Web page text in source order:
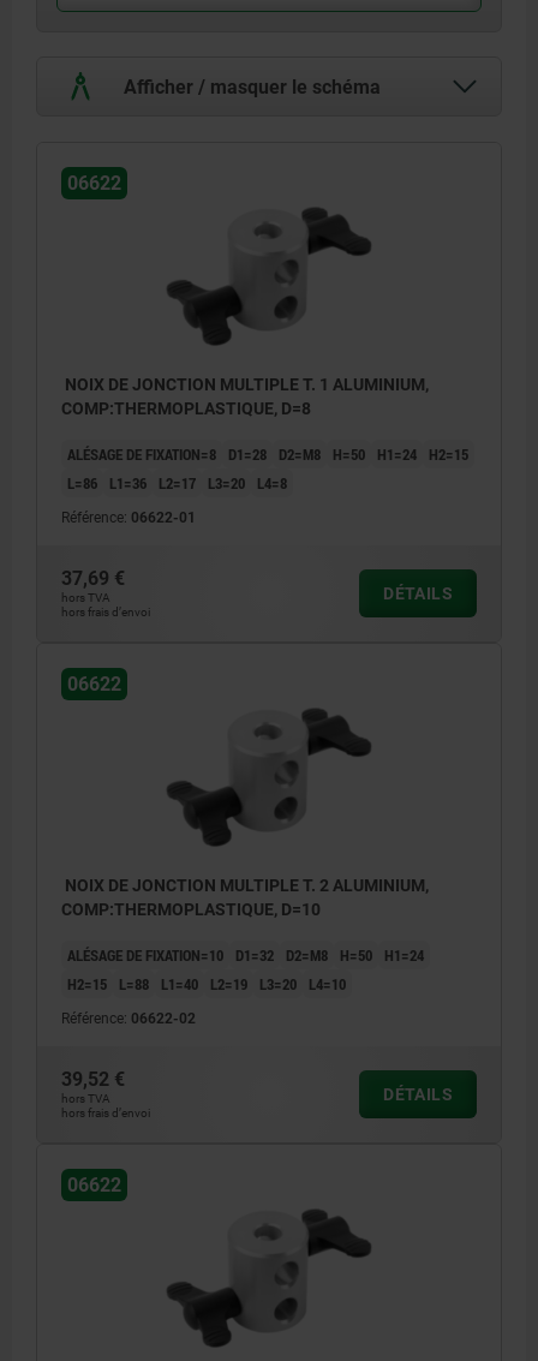
Afficher / masquer le schéma
06622
NOIX DE JONCTION MULTIPLE T. 1 ALUMINIUM,
COMP:THERMOPLASTIQUE, D=8
ALÉSAGE DE FIXATION=8 D1=28 D2=M8 H=50 H1=24
H2=15
L=86
L1=36 L2=17 L3=20 L4=8
Référence: 06622-01
37,69 €
hors TVA
hors frais d’envoi
DÉTAILS
06622
NOIX DE JONCTION MULTIPLE T. 2 ALUMINIUM,
COMP:THERMOPLASTIQUE, D=10
ALÉSAGE DE FIXATION=10 D1=32 D2=M8 H=50
H1=24
H2=15
L=88 L1=40 L2=19 L3=20 L4=10
Référence: 06622-02
39,52 €
hors TVA
hors frais d’envoi
DÉTAILS
06622